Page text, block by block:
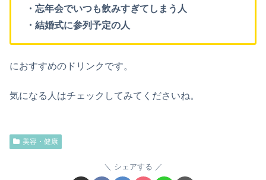
・忘年会でいつも飲みすぎてしまう人
・結婚式に参列予定の人
におすすめのドリンクです。
気になる人はチェックしてみてくださいね。
美容・健康
シェアする